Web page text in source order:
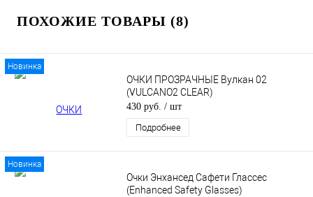
ПОХОЖИЕ ТОВАРЫ (8)
Новинка
ОЧКИ ПРОЗРАЧНЫЕ Вулкан 02
(VULCANO2 CLEAR)
430 руб. / шт
Подробнее
Новинка
Очки Энхансед Сафети Глассес
(Enhanced Safety Glasses)